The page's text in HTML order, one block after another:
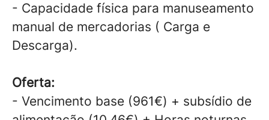
- Capacidade física para manuseamento
manual de mercadorias ( Carga e
Descarga).
Oferta:
- Vencimento base (961€) + subsídio de